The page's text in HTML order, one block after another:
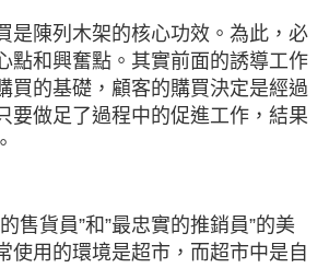
是陳列木架的核心功效。為此，必
點和興奮點。其實前面的誘導工作
買的基礎，顧客的購買決定是經過
要做足了過程中的促進工作，結果
售貨員”和”最忠實的推銷員”的美
使用的環境是超市，而超市中是自